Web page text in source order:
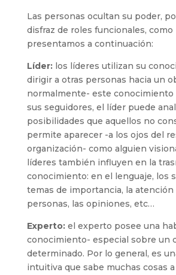
Las personas ocultan su poder,
disfraz de roles funcionales, como
presentamos a continuación:
Líder:los líderes utilizan su
dirigir a otras personas hacia un
normalmente- este conocimiento
sus seguidores, el líder puede
posibilidades que aquellos no
permite aparecer -a los ojos del
organización- como alguien
líderes también influyen en la
conocimiento: en el lenguaje, los
temas de importancia, la atención
personas, las opiniones, etc…
Experto:el experto posee una
conocimiento- especial sobre un
determinado. Por lo general, es
intuitiva que sabe muchas cosas